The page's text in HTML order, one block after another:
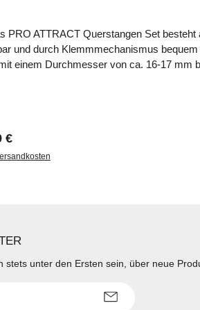
ATTRACT Querstangen Set
und durch Klemmmechanismus
einem Durchmesser von ca. 16-17 mm
Preis:
€
unter den Ersten sein, über neue